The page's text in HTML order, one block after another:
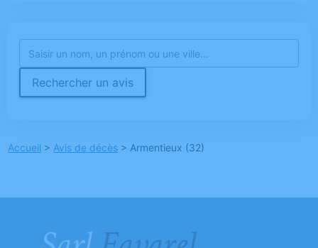
Rechercher un avis
Accueil > Avis de décès > Armentieux (32)